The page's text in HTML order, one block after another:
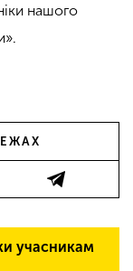
нашого
учасникам